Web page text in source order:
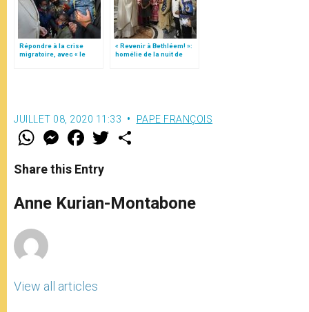
Répondre à la crise
migratoire, avec « le
« Revenir à Bethléem! »:
homélie de la nuit de
JUILLET 08, 2020 11:33 PAPE FRANÇOIS
W
t
s
p
p
M
e
s
e
g
e
F
a
e
b
o
k
w
r
Share this Entry
Anne Kurian-Montabone
View all articles